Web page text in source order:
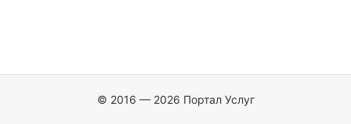
© 2016 — 2026 Портал Услуг